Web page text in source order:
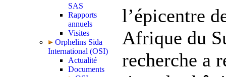
SAS
Rapports
annuels
Visites
Orphelins Sida
International (OSI)
Actualité
Documents
l’épicentre
Afrique du
recherche a